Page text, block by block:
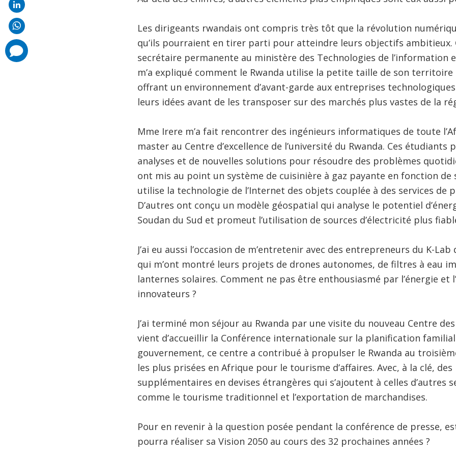
Les dirigeants rwandais ont compris très tôt que la révolution
qu’ils pourraient en tirer parti pour atteindre leurs objectifs ambitieux.
secrétaire permanente au ministère des Technologies de l’information
m’a expliqué comment le Rwanda utilise la petite taille de son
offrant un environnement d’avant-garde aux entreprises
leurs idées avant de les transposer sur des marchés plus vastes de la
Mme Irere m’a fait rencontrer des ingénieurs informatiques de toute
master au Centre d’excellence de l’université du Rwanda. Ces étudiants
analyses et de nouvelles solutions pour résoudre des problèmes
ont mis au point un système de cuisinière à gaz payante en fonction
utilise la technologie de l’Internet des objets couplée à des services de
D’autres ont conçu un modèle géospatial qui analyse le potentiel
Soudan du Sud et promeut l’utilisation de sources d’électricité plus
J’ai eu aussi l’occasion de m’entretenir avec des entrepreneurs du K-
qui m’ont montré leurs projets de drones autonomes, de filtres à eau
lanternes solaires. Comment ne pas être enthousiasmé par l’énergie et
innovateurs ?
J’ai terminé mon séjour au Rwanda par une visite du nouveau Centre
vient d’accueillir la Conférence internationale sur la planification
gouvernement, ce centre a contribué à propulser le Rwanda au
les plus prisées en Afrique pour le tourisme d’affaires. Avec, à la clé,
supplémentaires en devises étrangères qui s’ajoutent à celles d’autres
comme le tourisme traditionnel et l’exportation de marchandises.
Pour en revenir à la question posée pendant la conférence de presse,
pourra réaliser sa Vision 2050 au cours des 32 prochaines années ?
comments
added